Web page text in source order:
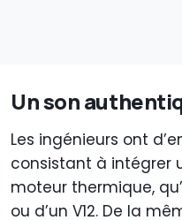
Un son
Les ingénieurs ont
consistant à intégrer
moteur thermique,
ou d’un V12. De la